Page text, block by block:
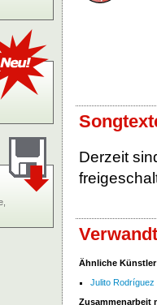
Derzeit
Ähnliche Künstler
Julito Rodríguez
Zusammenarbeit